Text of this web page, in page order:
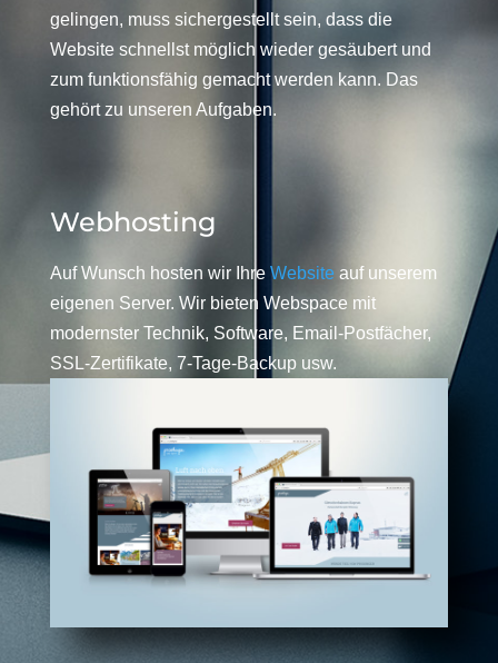
gelingen, muss sichergestellt sein, dass die
Website schnellst möglich wieder gesäubert und
zum funktionsfähig gemacht werden kann. Das
gehört zu unseren Aufgaben.
Webhosting
Auf Wunsch hosten wir Ihre Website auf unserem
eigenen Server. Wir bieten Webspace mit
modernster Technik, Software, Email-Postfächer,
SSL-Zertifikate, 7-Tage-Backup usw.